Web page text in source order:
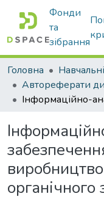
Фонди
та
зібрання
Головна